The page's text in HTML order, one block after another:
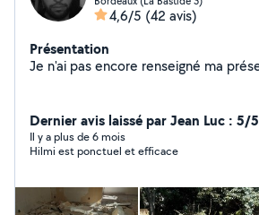
4,6/5 (42 avis)
Présentation
Je n'ai pas
Dernier avis laissé par Jean Luc : 5/5
Il y a plus de 6 mois
Hilmi est ponctuel et efficace